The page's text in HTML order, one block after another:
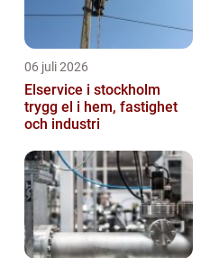
06 juli 2026
Elservice i stockholm
trygg el i hem, fastighet
och industri